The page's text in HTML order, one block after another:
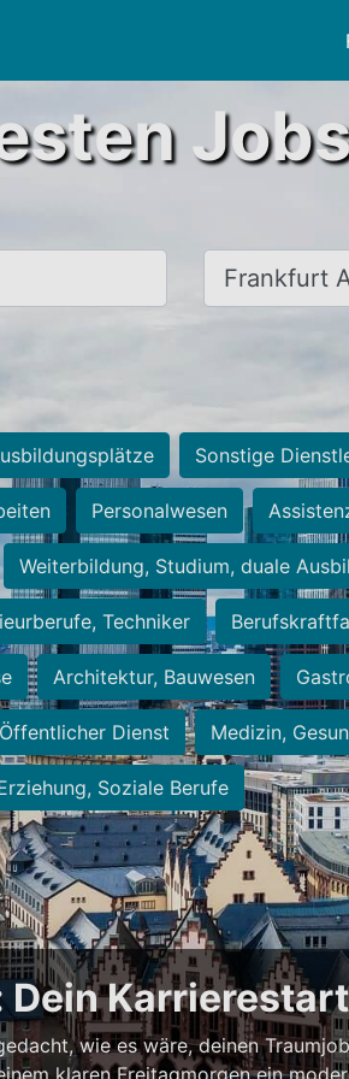
Ort, Stadt
Sonstige
Personalwesen
Weiterbildung, Studium, duale
Techniker
Architektur, Bauwesen
Öffentlicher Dienst Medizin,
Soziale Berufe
wie es wäre, deinen